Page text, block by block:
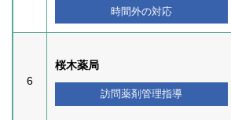
時間外の対応
6
桜木薬局
訪問薬剤管理指導